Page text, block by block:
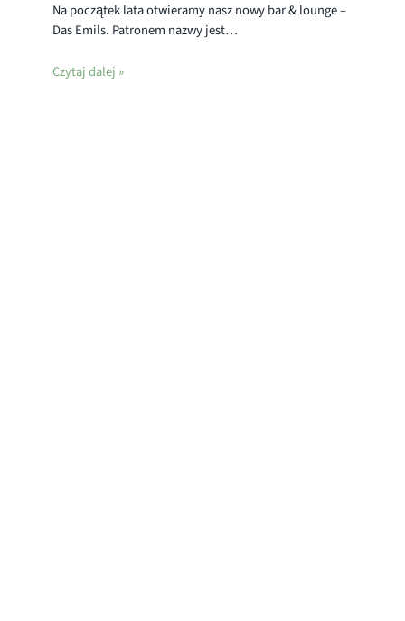
Na początek lata otwieramy nasz nowy bar & lounge –
Das Emils. Patronem nazwy jest…
Czytaj dalej »